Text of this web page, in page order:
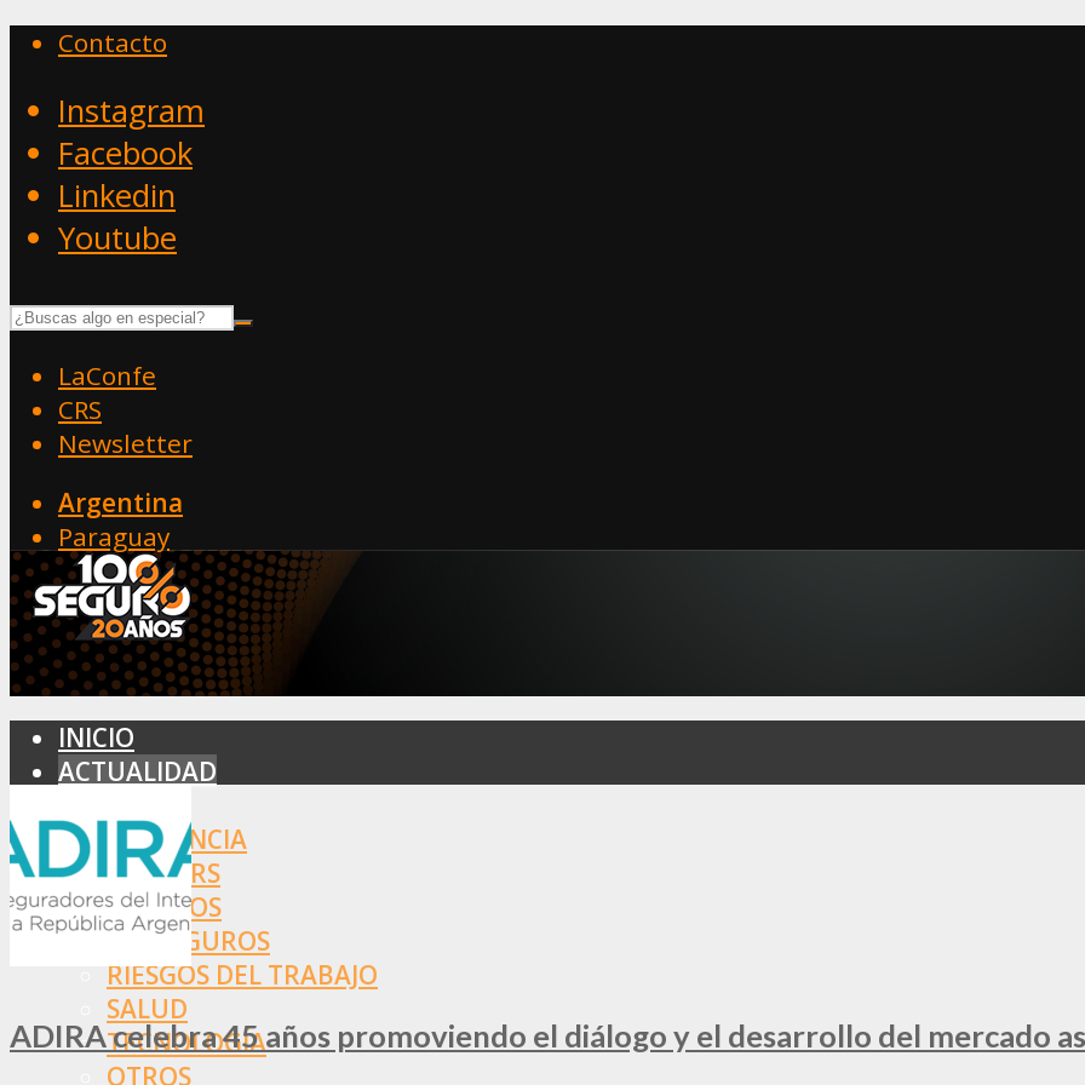
Contacto
Instagram
Facebook
Linkedin
Youtube
LaConfe
CRS
Newsletter
Argentina
Paraguay
INICIO
ACTUALIDAD
ASISTENCIA
BROKERS
SEGUROS
REASEGUROS
RIESGOS DEL TRABAJO
SALUD
TECNOLOGÍA
OTROS
ADIRA celebra 45 años promoviendo el diálogo y el desarrollo del mercado